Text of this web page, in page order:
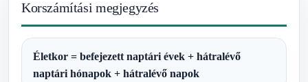
Korszámítási megjegyzés
Életkor = befejezett naptári évek + hátralévő
naptári hónapok + hátralévő napok